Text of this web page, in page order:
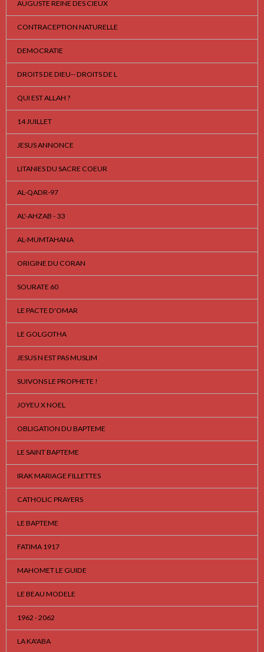
AUGUSTE REINE DES CIEUX
CONTRACEPTION NATURELLE
DEMOCRATIE
DROITS DE DIEU-- DROITS DE L
QUI EST ALLAH ?
14 JUILLET
JESUS ANNONCE
LITANIES DU SACRE COEUR
AL-QADR-97
AL'-AHZAB - 33
AL-MUMTAHANA
ORIGINE DU CORAN
SOURATE 60
LE PACTE D'OMAR
LE GOLGOTHA
JESUS N EST PAS MUSLIM
SUIVONS LE PROPHETE !
JOYEU X NOEL
OBLIGATION DU BAPTEME
LE SAINT BAPTEME
IRAK MARIAGE FILLETTES
CATHOLIC PRAYERS
LE BAPTEME
FATIMA 1917
MAHOMET LE GUIDE
LE BEAU MODELE
1962 - 2062
LA KA'ABA